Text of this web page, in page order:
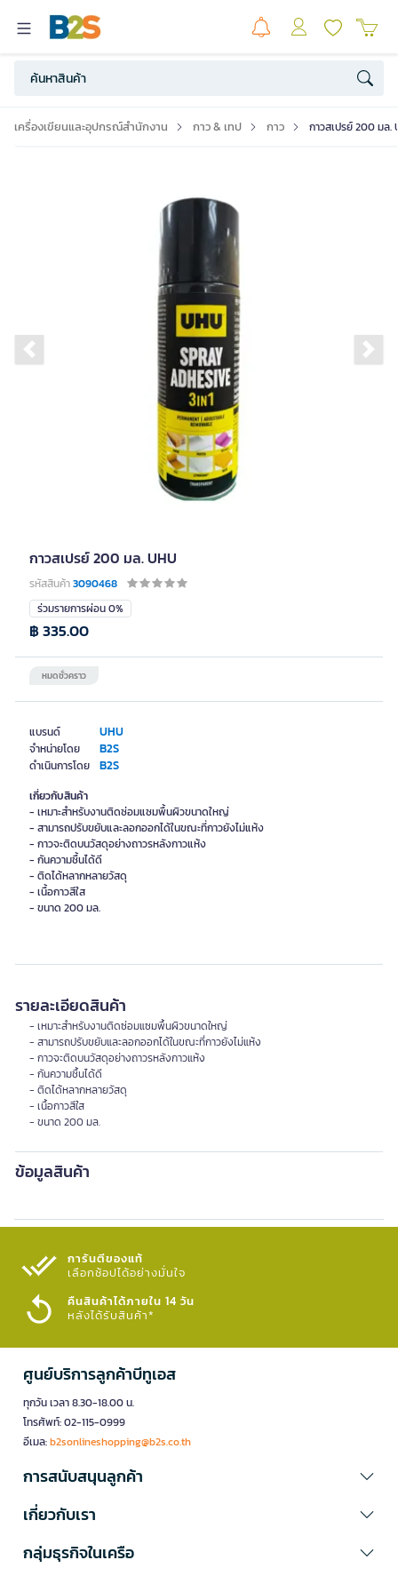
เครื่องเขียนและอุปกรณ์สำนักงาน กาว & เทป กาว กาวสเปรย์ 200 มล.
Previous slide
กาวสเปรย์ 200 มล. UHU
รหัสสินค้า3090468
แบรนด์ UHU
จำหน่ายโดย B2S
ดำเนินการโดย B2S
ร่วมรายการผ่อน 0%
หมดชั่วคราว
฿ 335.00
เกี่ยวกับสินค้า
- เหมาะสำหรับงานติดซ่อมแซมพื้นผิวขนาดใหญ่
- สามารถปรับขยับและลอกออกได้ในขณะที่กาวยังไม่แห้ง
- กาวจะติดบนวัสดุอย่างถาวรหลังกาวแห้ง
- กันความชื้นได้ดี
- ติดได้หลากหลายวัสดุ
- เนื้อกาวสีใส
รายละเอียดสินค้า
- เหมาะสำหรับงานติดซ่อมแซมพื้นผิวขนาดใหญ่
- สามารถปรับขยับและลอกออกได้ในขณะที่กาวยังไม่แห้ง
- กาวจะติดบนวัสดุอย่างถาวรหลังกาวแห้ง
- กันความชื้นได้ดี
- ติดได้หลากหลายวัสดุ
- เนื้อกาวสีใส
- ขนาด 200 มล.
ข้อมูลสินค้า
การันตีของแท้
เลือกช้อปได้อย่างมั่นใจ​
คืนสินค้าได้ภายใน 14 วัน
หลังได้รับสินค้า*
ศูนย์บริการลูกค้าบีทูเอส
ทุกวัน เวลา 8.30-18.00 น.
โทรศัพท์: 02-115-0999
อีเมล:b2sonlineshopping@b2s.co.th
การสนับสนุนลูกค้า
เกี่ยวกับเรา
กลุ่มธุรกิจในเครือ